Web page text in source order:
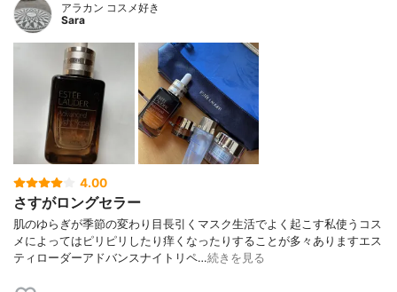
アラカン コスメ好き
Sara
4.00
さすがロングセラー
肌のゆらぎが季節の変わり目長引くマスク生活でよく起こす私使うコス
メによってはピリピリしたり痒くなったりすることが多々ありますエス
ティローダーアドバンスナイトリペ…続きを見る